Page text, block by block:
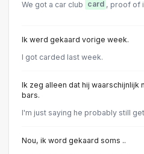
We got a car club card , proof of
Ik werd gekaard vorige week.
I got carded last week.
Ik zeg alleen dat hij
bars.
I'm just saying he probably still
Nou, ik word gekaard soms ..